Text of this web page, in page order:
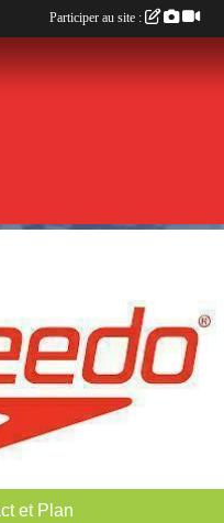
et Plan
Participer au site :